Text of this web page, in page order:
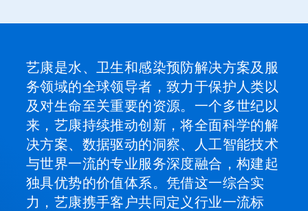
艺康是水、卫生和感染预防解决方案及服
务领域的全球领导者，致力于保护人类以
及对生命至关重要的资源。一个多世纪以
来，艺康持续推动创新，将全面科学的解
决方案、数据驱动的洞察、人工智能技术
与世界一流的专业服务深度融合，构建起
独具优势的价值体系。凭借这一综合实
力，艺康携手客户共同定义行业一流标